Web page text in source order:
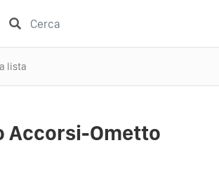
lista
Accorsi-Ometto